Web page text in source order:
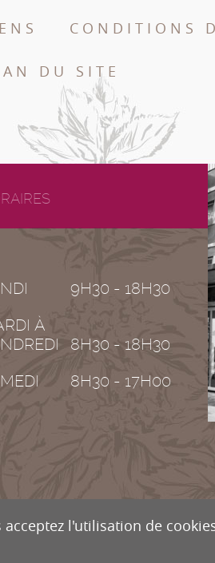
CONDITIONS
DU SITE
9H30 - 18H30
À
8H30 - 18H30
8H30 - 17H00
l'utilisation de